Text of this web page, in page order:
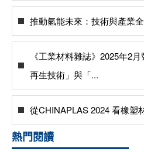
推動氫能未來：技術與產業
《工業材料雜誌》2025年2
再生技術」與「...
從CHINAPLAS 2024 看橡塑
熱門閱讀